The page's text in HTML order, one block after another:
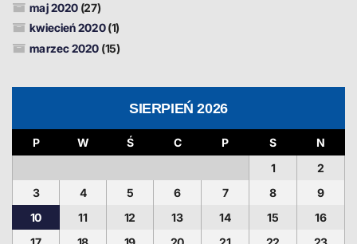
maj 2020 (27)
kwiecień 2020(1)
marzec 2020 (15)
SIERPIEŃ 2026
P W Ś C P S
N
1
2
3
4 5 6 7 8
9
10
11 12 13 14 15
16